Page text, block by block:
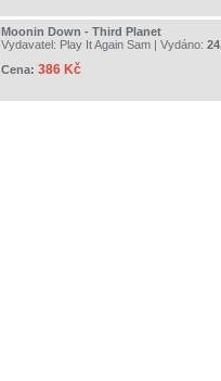
Moonin Down - Third Planet
Vydavatel: Play It Again Sam | Vydáno:
Cena: 386 Kč